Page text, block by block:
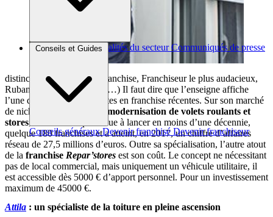
Brèves et actus Actualités du secteur Communiqués de presse
Conseils et Guides
Conseils généraux Devenir franchisé Devenir franchiseur
distinctions (Espoir de la franchise, Franchiseur le plus audacieux,
Ruban d’Argent de la FFF…) Il faut dire que l’enseigne affiche
l’une des plus belles réussites en franchise récentes. Sur son marché
de niche, la
réparation et modernisation de volets roulants et
stores , elle est ainsi parvenue à lancer en moins d’une décennie,
quelque 180 franchises et a atteint, en 2017, un chiffre d’affaires
réseau de 27,5 millions d’euros. Outre sa spécialisation, l’autre atout
de la franchise Repar’stores est son coût. Le concept ne nécessitant
pas de local commercial, mais uniquement un véhicule utilitaire, il
est accessible dès 5000 € d’apport personnel. Pour un investissement
maximum de 45000 €.
Attila : un spécialiste de la toiture en pleine ascension